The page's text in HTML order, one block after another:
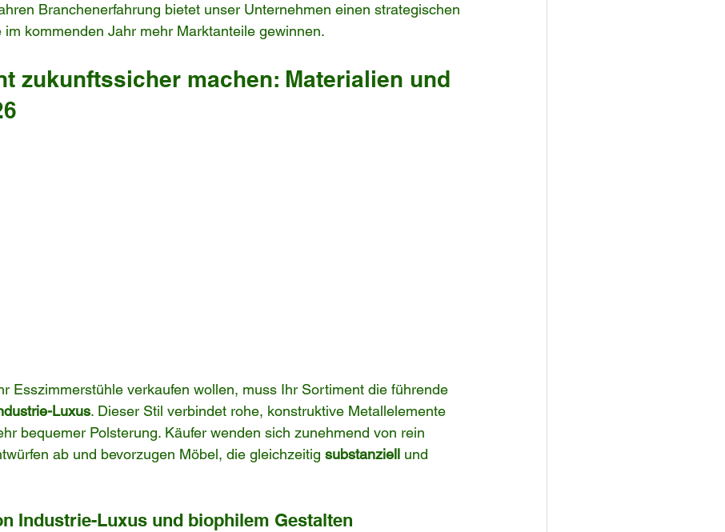
Branchenerfahrung bietet unser Unternehmen einen strategischen
im kommenden Jahr mehr Marktanteile gewinnen.
zukunftssicher machen: Materialien und
Esszimmerstühle verkaufen wollen, muss Ihr Sortiment die führende
Luxus. Dieser Stil verbindet rohe, konstruktive Metallelemente
bequemer Polsterung. Käufer wenden sich zunehmend von rein
ab und bevorzugen Möbel, die gleichzeitig substanziell und
Industrie-Luxus und biophilem Gestalten